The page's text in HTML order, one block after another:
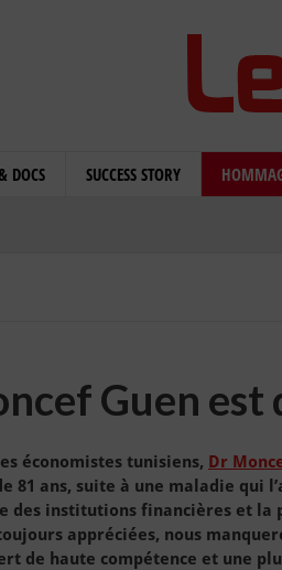
DOCS SUCCESS STORY
Guen est
économistes tunisiens, Dr
81 ans, suite à une maladie qui
des institutions financières et la
appréciées, nous
de haute compétence et une